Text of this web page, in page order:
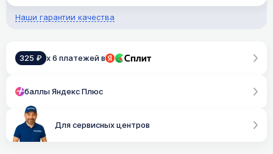
Наши гарантии качества
325 ₽ x 6 платежей в
баллы Яндекс Плюс
Для сервисных центров